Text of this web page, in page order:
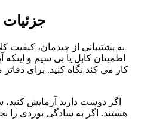
به پشتیبانی از چیدمان، کیفیت
اطمینان کابل یا بی سیم و
کار می کند نگاه کنید. برای
اگر دوست دارید آزمایش
هستند. اگر به سادگی بوردی را